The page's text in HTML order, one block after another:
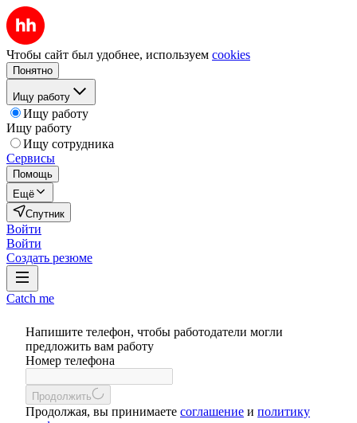
Чтобы сайт был удобнее, используем cookies
Понятно
Ищу работу
Ищу работу
Ищу работу
Ищу сотрудника
Сервисы
Помощь
Ещё
Спутник
Войти
Войти
Создать резюме
Catch me
Напишите телефон, чтобы работодатели могли
предложить вам работу
Номер телефона
Продолжить
Продолжая, вы принимаете соглашение и политику